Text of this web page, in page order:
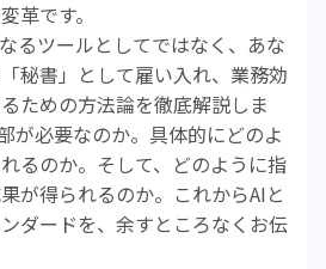
革です。
るツールとしてではなく、あな
秘書」として雇い入れ、業務効
ための方法論を徹底解説しま
が必要なのか。具体的にどのよ
るのか。そして、どのように指
が得られるのか。これからAIと
ダードを、余すところなくお伝